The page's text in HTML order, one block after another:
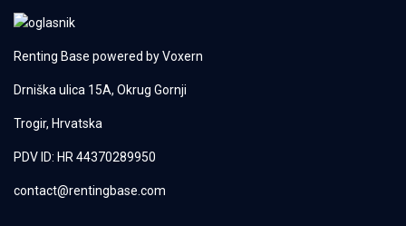
Renting Base powered byVoxern
Drniška ulica 15A, Okrug Gornji
Trogir, Hrvatska
PDV ID: HR 44370289950
contact@rentingbase.com